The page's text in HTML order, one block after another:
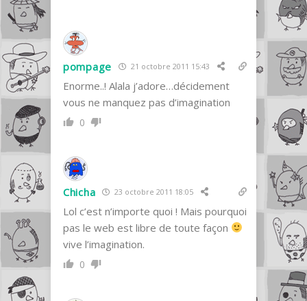
pompage 21 octobre 2011 15:43
Enorme..! Alala j’adore…décidement
vous ne manquez pas d’imagination
0
Chicha 23 octobre 2011 18:05
Lol c’est n’importe quoi ! Mais pourquoi
pas le web est libre de toute façon
vive l’imagination.
0